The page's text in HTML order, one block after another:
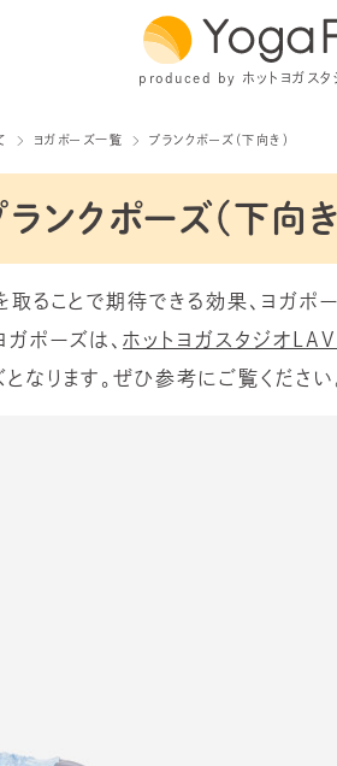
produced by ホットヨガスタ
ヨガポーズ一覧 プランクポーズ（下向き）
ンクポーズ（下向き
取ることで期待できる効果、ヨガポ
ポーズは、 ホットヨガスタジオ
なります。ぜひ参考にご覧ください